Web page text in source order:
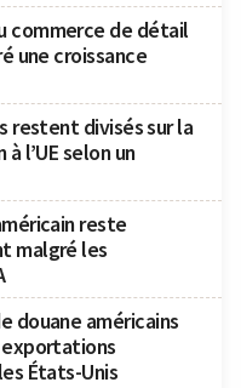
commerce de détail
une croissance
restent divisés sur la
l’UE selon un
reste
malgré les
douane américains
États-Unis